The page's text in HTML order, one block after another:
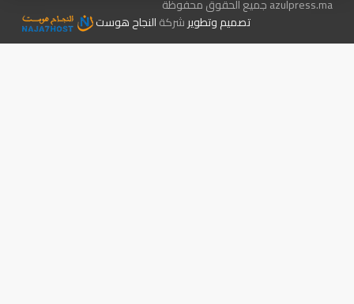
azulpress.ma جميع الحقوق محفوظة
تصميم وتطويرشركةالنجاح هوست